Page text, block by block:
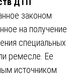
законом
на получение
специальных
ремесле. Ее
источником